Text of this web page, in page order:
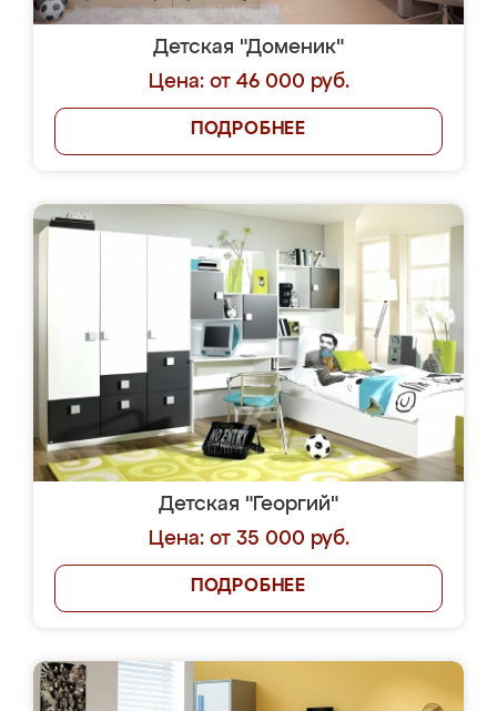
Детская "Доменик"
Цена: от 46 000 руб.
ПОДРОБНЕЕ
Детская "Георгий"
Цена: от 35 000 руб.
ПОДРОБНЕЕ